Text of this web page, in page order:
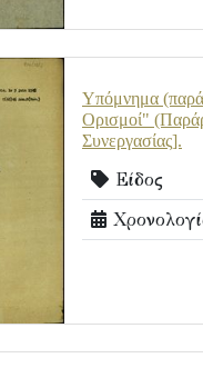
Υπόμνημα
Ορισμοί"
Συνεργασίας].
Είδος